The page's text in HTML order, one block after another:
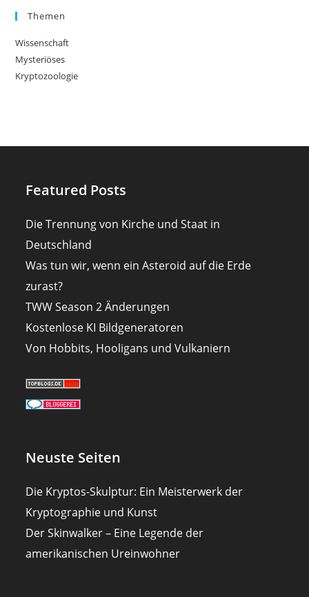
Themen
Wissenschaft
Mysteriöses
Kryptozoologie
Featured Posts
Die Trennung von Kirche und Staat in
Deutschland
Was tun wir, wenn ein Asteroid auf die Erde
zurast?
TWW Season 2 Änderungen
Kostenlose KI Bildgeneratoren
Von Hobbits, Hooligans und Vulkaniern
Neuste Seiten
Die Kryptos-Skulptur: Ein Meisterwerk der
Kryptographie und Kunst
Der Skinwalker – Eine Legende der
amerikanischen Ureinwohner